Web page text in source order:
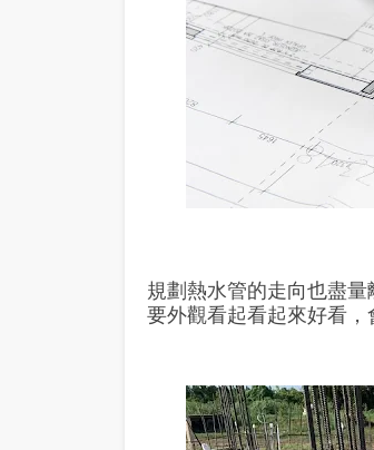
規劃熱水管的走向也盡
要外觀看起看起來好看，